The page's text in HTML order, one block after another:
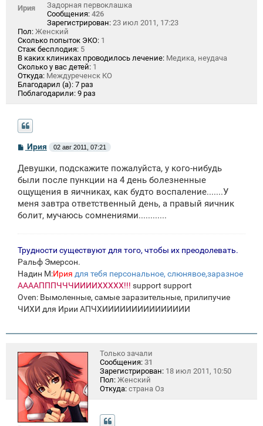
Ирия
Задорная первоклашка
Сообщения: 426
Зарегистрирован: 23 июл 2011, 17:23
Пол: Женский
Сколько попыток ЭКО: 1
Стаж бесплодия: 5
В каких клиниках проводилось лечение: Медика, неудача
Сколько у вас детей: 1
Откуда: Междуреченск КО
Благодарил (а): 7 раз
Поблагодарили: 9 раз
С
б
щ
н
и
Ирия 02 авг 2011, 07:21
Девушки, подскажите пожалуйста, у кого-нибудь
были после пункции на 4 день болезненные
ощущения в яичниках, как будто воспаление.......У
меня завтра ответственный день, а правый яичник
болит, мучаюсь сомнениями............
Трудности существуют для того, чтобы их преодолевать.
Ральф Эмерсон.
Надин М:Ирия для тебя персональное, слюнявое,заразное
ААААПППЧЧЧИИИИХХХХХ!!! support support
Oven: Вымоленные, самые заразительные, прилипучие
ЧИХИ для Ирии АПЧХИИИИИИИИИИИИИИИ
Только зачали
Сообщения: 31
Зарегистрирован: 18 июл 2011, 10:50
Пол: Женский
Откуда: страна Оз